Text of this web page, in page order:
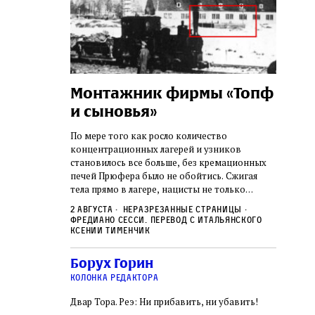
ишува
и тем
Монтажник фирмы «Топф
и сыновья»
По мере того как росло количество
концентрационных лагерей и узников
становилось все больше, без кремационных
печей Прюфера было не обойтись. Cжигая
тела прямо в лагере, нацисты не только
смерти, но и скрывали от населения соседних
городов, сколько узников погибало каждый
2 августа
Неразрезанные страницы
Фредиано Сесси. Перевод с итальянского
Ксении Тименчик
Борух Горин
колонка редактора
Двар Тора. Реэ: Ни прибавить, ни убавить!